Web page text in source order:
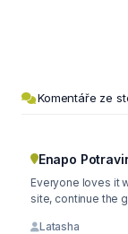
Komentáře ze
Enapo
Everyone loves it
site, continue the
Latasha